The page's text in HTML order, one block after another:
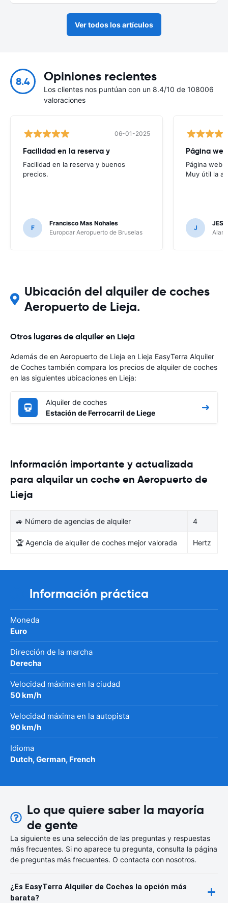
Ver todos los artículos
8.4 Opiniones recientes
Los clientes nos puntúan con un 8.4/10 de 108006
valoraciones
06-01-2025
Facilidad en la reserva y
Facilidad en la reserva y buenos
precios.
F
Francisco Mas Nohales
Europcar Aeropuerto de Bruselas
Página
Página web
Muy útil la
J
Ubicación del alquiler de coches
Aeropuerto de Lieja.
Otros lugares de alquiler en Lieja
Además de en Aeropuerto de Lieja en Lieja EasyTerra Alquiler
de Coches también compara los precios de alquiler de coches
en las siguientes ubicaciones en Lieja:
Alquiler de coches
Estación de Ferrocarril de Liege
Información importante y actualizada
para alquilar un coche en Aeropuerto de
Lieja
🚙 Número de agencias de alquiler 4
🏆 Agencia de alquiler de coches mejor valorada Hertz
Información práctica
Moneda
Euro
Dirección de la marcha
Derecha
Velocidad máxima en la ciudad
50 km/h
Velocidad máxima en la autopista
90 km/h
Idioma
Dutch, German, French
Lo que quiere saber la mayoría
de gente
La siguiente es una selección de las preguntas y respuestas
más frecuentes. Si no aparece tu pregunta, consulta la página
de preguntas más frecuentes. O contacta con nosotros.
¿Es EasyTerra Alquiler de Coches la opción más
barata?